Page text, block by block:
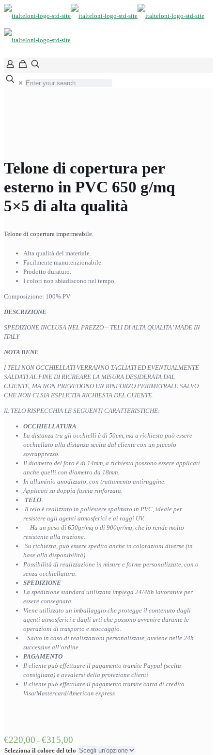
✕
Telone di copertura per
esterno in PVC 650 g/mq
5×5 di alta qualità
Telone di copertura impermeabile.
Alta qualità del materiale.
Facilmente manutenzionabile.
Prodotto duraturo.
I colori non sbiadiscono nel tempo.
Composizione: 100% PV
DESCRIZIONE
SPEDIZIONE INCLUSA NEL PREZZO – TELI DI ALTA QUALITA’ MADE IN
ITALY –
NOTA BENE
I TELI NON OCCHIELLATI VERRANNO TAGLIATI ED EVENTUALMENTE
SALDATI AL FINE DI RICREARE LA MISURA DESIDERATA DAL
CLIENTE, MA NON PREVEDONO UN RINFORZO PERIMETRALE SALVO
CHE NON CI SIA ESPLICITA RICHIESTA DEL CLIENTE.
IL TELO RISPECCHIA LE SEGUENTI CARATTERISTICHE:
OCCHIELLATURA
La distanza tra gli occhielli è di 50cm, ma a richiesta può essere
occhiellato alla distanza scelta dal cliente con un piccolo
sovrapprezzo.
Il diametro del foro è di 14mm, a richiesta possono essere applicati
anche quelli con diametro da 18mm.
In alluminio anodizzato, con trattamento antiruggine.
Applicati su doppia fascia rinforzata.
TELO
Il telo è realizzato in poliestere spalmato in PVC, ideale per
resistere agli agenti atmosferici e ai raggi UV.
Ha un peso di 650gr/mq o di 900gr/mq, che lo rende molto
resistente alla trazione.
Su richiesta, può essere spedito anche in colorazioni diverse (in
base alla disponibilità).
Possibilità di realizzazione in misure e forme personalizzate, con o
senza occhiellatura.
SPEDIZIONE
La spedizione standard utilizzata impiega 24/48h lavorative per
essere consegnata.
Viene utilizzato un imballaggio che protegge il contenuto dagli
agenti atmosferici e dagli urti che possono avvenire durante le
operazioni di trasporto e stoccaggio.
Salvo in caso di realizzazioni personalizzate, avviene nelle 24h
successive all’ordine.
PAGAMENTO
Il cliente può effettuare il pagamento tramite Paypal (scelta
consigliata) e avvalersi della protezione clienti
Il cliente può effettuare il pagamento tramite carta di credito
Visa/Mastercard/American express
€220,00 – €315,00
Seleziona il colore del telo